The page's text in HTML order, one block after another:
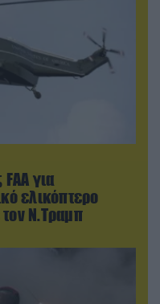
για
ελικόπτερο
Ν.Τραμπ